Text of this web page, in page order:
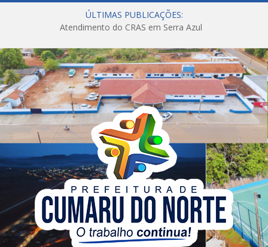
ÚLTIMAS PUBLICAÇÕES:
Atendimento do CRAS em Serra Azul